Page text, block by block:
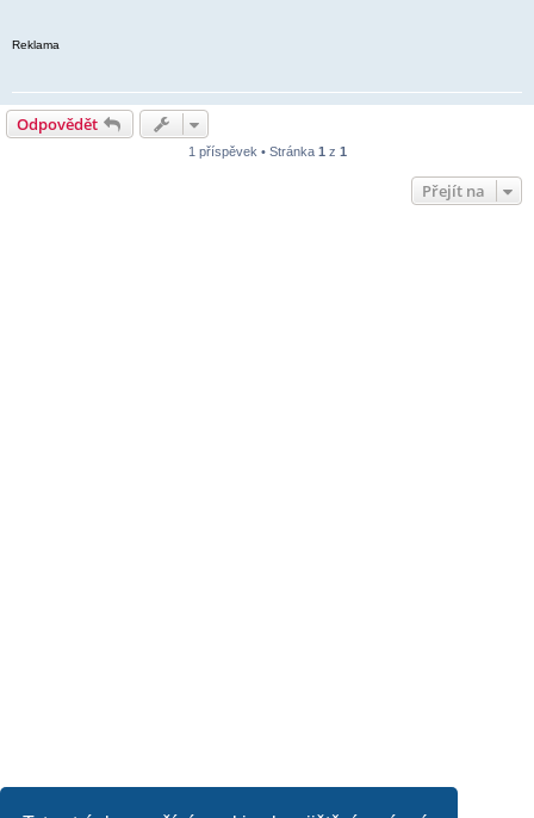
Reklama
Odpovědět
1 příspěvek • Stránka 1 z 1
Přejít na